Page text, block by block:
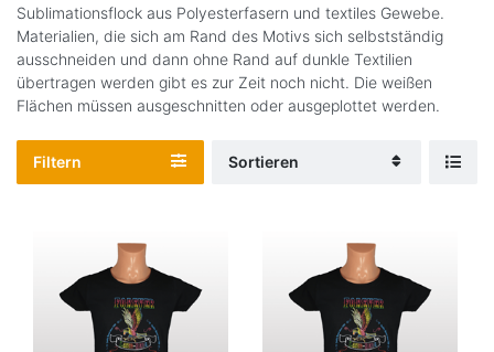
Sublimationsflock aus Polyesterfasern und textiles Gewebe.
Materialien, die sich am Rand des Motivs sich selbstständig
ausschneiden und dann ohne Rand auf dunkle Textilien
übertragen werden gibt es zur Zeit noch nicht. Die weißen
Flächen müssen ausgeschnitten oder ausgeplottet werden.
Filtern Sortieren